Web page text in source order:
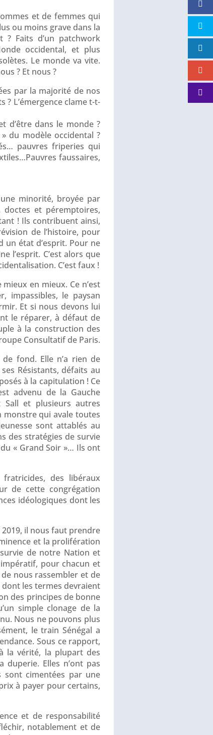
et de femmes qui
ou moins grave dans la
? Faits d’un patchwork
occidental, et plus
Le monde va vite.
? Et nous ?
par la majorité de nos
L’émergence clame t-t-
d’être dans le monde ?
du modèle occidental ?
pauvres friperies qui
faussaires,
minorité, broyée par
et péremptoires,
! Ils contribuent ainsi,
de l’histoire, pour
un état d’esprit. Pour ne
l’esprit. C’est alors que
C’est faux !
en mieux. Ce n’est
impassibles, le paysan
Et si nous devons lui
le réparer, à défaut de
à la construction des
Consultatif de Paris.
fond. Elle n’a rien de
Résistants, défaits au
à la capitulation ! Ce
advenu de la Gauche
et plusieurs autres
monstre qui avale toutes
sont attablés au
des stratégies de survie
« Grand Soir »… Ils ont
des libéraux
de cette congrégation
idéologiques dont les
il nous faut prendre
et la prolifération
de notre Nation et
pour chacun et
nous rassembler et de
dont les termes devraient
des principes de bonne
simple clonage de la
Nous ne pouvons plus
le train Sénégal a
Sous ce rapport,
la vérité, la plupart des
Elles n’ont pas
sont cimentées par une
à payer pour certains,
et de responsabilité
notablement et de